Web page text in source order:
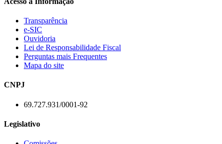
Transparência
e-SIC
Ouvidoria
Lei de Responsabilidade Fiscal
Perguntas mais Frequentes
Mapa do site
CNPJ
69.727.931/0001-92
Legislativo